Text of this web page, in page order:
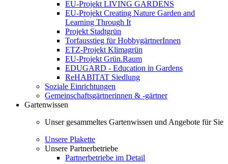
EU-Projekt LIVING GARDENS
EU-Projekt Creating Nature Garden and
Learning Through It
Projekt Stadtgrün
Torfausstieg für HobbygärtnerInnen
ETZ-Projekt Klimagrün
EU-Projekt Grün.Raum
EDUGARD - Education in Gardens
ReHABITAT Siedlung
Soziale Einrichtungen
Gemeinschaftsgärtnerinnen & -gärtner
Gartenwissen
Unser gesammeltes Gartenwissen und Angebote für Sie
Unsere Plakette
Unsere Partnerbetriebe
Partnerbetriebe im Detail